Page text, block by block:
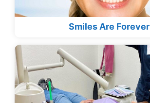
Smiles Are Forever